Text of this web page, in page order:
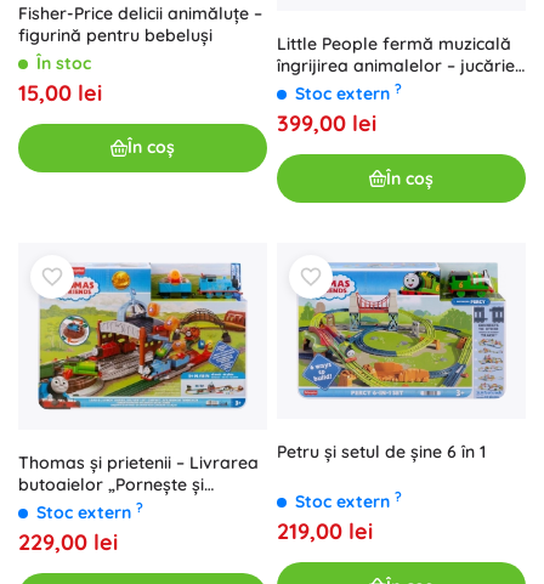
Fisher-Price delicii animăluțe –
figurină pentru bebeluși
În stoc
15,00 lei
În coș
Little People fermă muzicală
îngrijirea animalelor – jucărie
interactivă educativă
Stoc extern ?
399,00 lei
În coș
Thomas și prietenii – Livrarea
butoaielor „Pornește și
gonește” set feroviar cu
Thomas motorizat
Stoc extern ?
229,00 lei
Petru și setul de șine 6 în 1
Stoc extern ?
219,00 lei